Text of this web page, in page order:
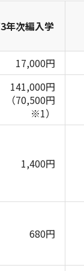
年次編入学
17,000円
141,000円
（70,500円
※1）
1,400円
680円